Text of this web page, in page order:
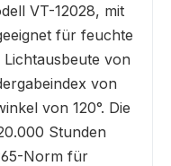
VT-12028, mit
für feuchte
Lichtausbeute von
von
von 120°. Die
Stunden
Norm für